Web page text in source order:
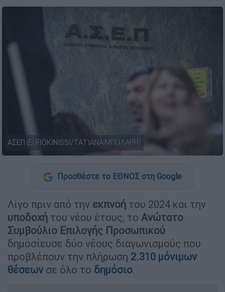
ΑΣΕΠ (EUROKINISSI/ΤΑΤΙΑΝΑ ΜΠΟΛΑΡΗ)
Προσθέστε το ΕΘΝΟΣ στη Google
Λίγο πριν από την εκπνοή του 2024 και την
υποδοχή του νέου έτους, το Ανώτατο
Συμβούλιο Επιλογής Προσωπικού
δημοσίευσε δύο νέους διαγωνισμούς που
προβλέπουν την πλήρωση 2.310 μόνιμων
θέσεωνσε όλο το δημόσιο.